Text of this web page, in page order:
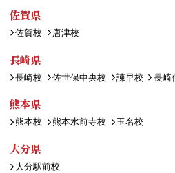
佐賀県
佐賀校 唐津校
長崎県
長崎校 佐世保中央校 諫早校 長崎
熊本県
熊本校 熊本水前寺校 玉名校
大分県
大分駅前校